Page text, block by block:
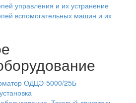
управления и их устранение
вспомогательных машин и их
ОДЦЭ-5000/25Б